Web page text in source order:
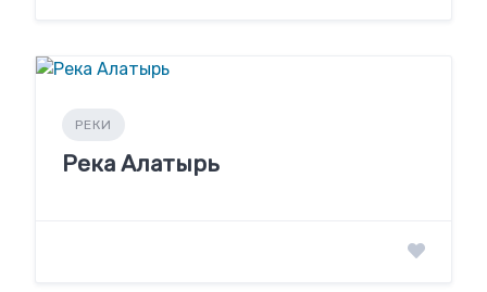
РЕКИ
Река Алатырь